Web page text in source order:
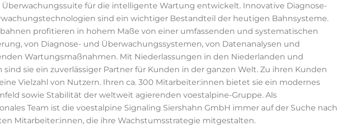
für die intelligente Wartung entwickelt. Innovative Diagnose-
sind ein wichtiger Bestandteil der heutigen Bahnsysteme.
profitieren in hohem Maße von einer umfassenden und systematischen
von Diagnose- und Überwachungssystemen, von Datenanalysen und
Wartungsmaßnahmen. Mit Niederlassungen in den Niederlanden und
sind sie ein zuverlässiger Partner für Kunden in der ganzen Welt. Zu ihren Kunden
Vielzahl von Nutzern. Ihren ca. 300 Mitarbeiter:innen bietet sie ein modernes
sowie Stabilität der weltweit agierenden voestalpine-Gruppe. Als
Team ist die voestalpine Signaling Siershahn GmbH immer auf der Suche nach
Mitarbeiter:innen, die ihre Wachstumsstrategie mitgestalten.